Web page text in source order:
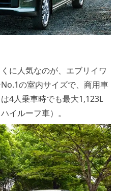
に人気なのが、エブリイワ
の室内サイズで、商用車
4人乗車時でも最大1,123L
イルーフ車）。